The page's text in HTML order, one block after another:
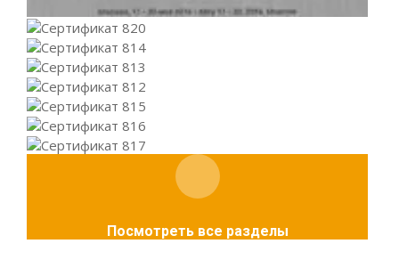
Посмотреть все разделы